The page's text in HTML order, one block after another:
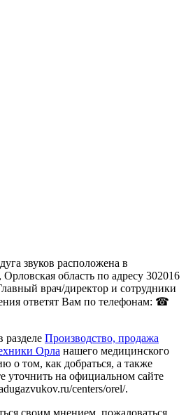
звуков расположена в
область по адресу 302016
врач/директор и сотрудники
ответят Вам по телефонам: ☎
разделе Производство, продажа
Орла нашего медицинского
о том, как добраться, а также
уточнить на официальном сайте
centers/orel/.